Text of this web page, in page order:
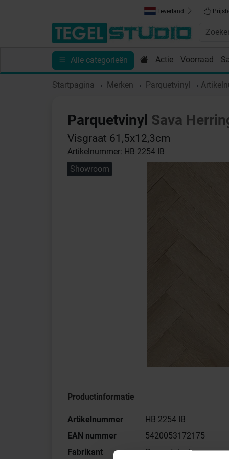
Leverland
Alle categorieën Actie Voorraad
Toebehoren Sanitair Tips en Inspiratie
Startpagina Merken Parquetvinyl
Parquetvinyl Sava
Visgraat 61,5x12,3cm
Artikelnummer: HB 2254 IB
Showroom
Productinformatie
Artikelnummer
HB 2254 IB
EAN nummer
5420053172175
Fabrikant
Parquetvinyl